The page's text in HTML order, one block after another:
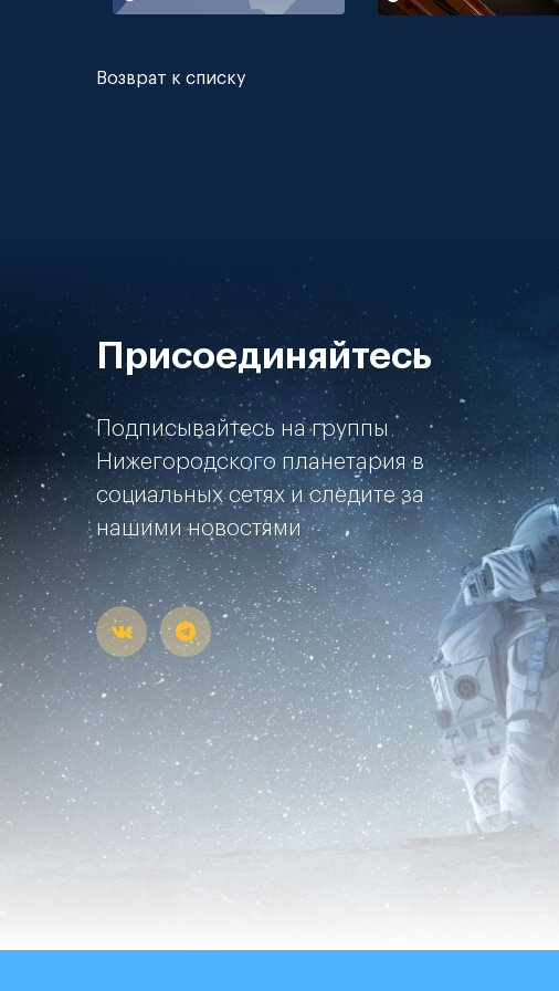
Возврат к списку
Присоединяйтесь
Подписывайтесь на группы
Нижегородского планетария в
социальных сетях и следите за
нашими новостями